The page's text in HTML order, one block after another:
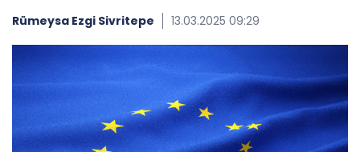
Rümeysa Ezgi Sivritepe 13.03.2025 09:29